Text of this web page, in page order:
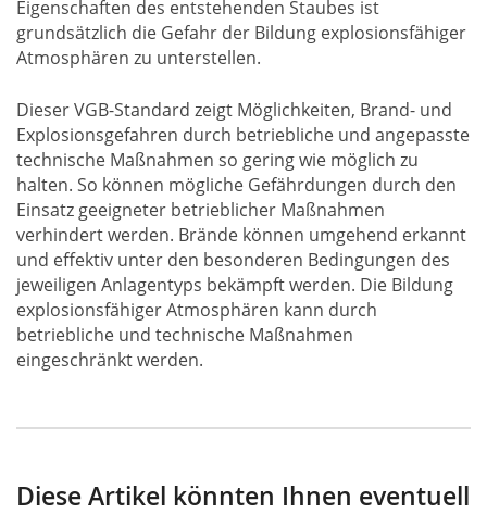
Eigenschaften des entstehenden Staubes ist
grundsätzlich die Gefahr der Bildung explosionsfähiger
Atmosphären zu unterstellen.
Dieser VGB-Standard zeigt Möglichkeiten, Brand- und
Explosionsgefahren durch betriebliche und angepasste
technische Maßnahmen so gering wie möglich zu
halten. So können mögliche Gefährdungen durch den
Einsatz geeigneter betrieblicher Maßnahmen
verhindert werden. Brände können umgehend erkannt
und effektiv unter den besonderen Bedingungen des
jeweiligen Anlagentyps bekämpft werden. Die Bildung
explosionsfähiger Atmosphären kann durch
betriebliche und technische Maßnahmen
eingeschränkt werden.
Diese Artikel könnten Ihnen eventuell